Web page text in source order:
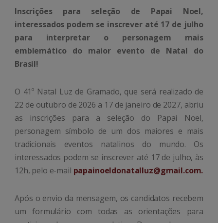
Inscrições para seleção de Papai Noel,
interessados podem se inscrever até 17 de julho
para interpretar o personagem mais
emblemático do maior evento de Natal do
Brasil!
O 41º Natal Luz de Gramado, que será realizado de
22 de outubro de 2026 a 17 de janeiro de 2027, abriu
as inscrições para a seleção do Papai Noel,
personagem símbolo de um dos maiores e mais
tradicionais eventos natalinos do mundo. Os
interessados podem se inscrever até 17 de julho, às
12h, pelo e-mail papainoeldonatalluz@gmail.com.
Após o envio da mensagem, os candidatos recebem
um formulário com todas as orientações para